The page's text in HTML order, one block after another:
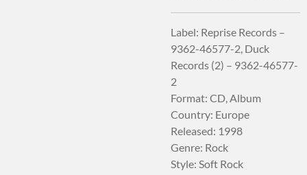
Label: Reprise Records –
9362-46577-2, Duck
Records (2) – 9362-46577-
2
Format: CD, Album
Country: Europe
Released: 1998
Genre: Rock
Style: Soft Rock